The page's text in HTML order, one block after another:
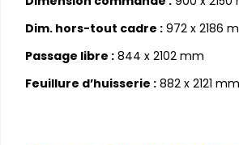
Dim. hors-tout cadre : 972 x 2186
Passage libre : 844 x 2102 mm
Feuillure d’huisserie : 882 x 2121 mm